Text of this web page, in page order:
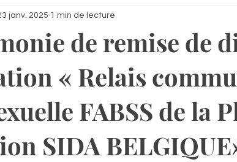
de remise de
« Relais
FABSS de la
SIDA
janv. 2025 1 min de lecture